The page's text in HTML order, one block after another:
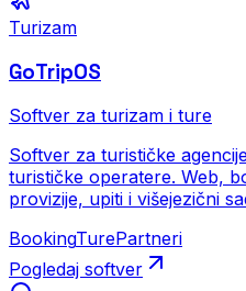
Turizam
GoTripOS
Softver za turizam i ture
Softver za turističke
turističke operatere. Web,
provizije, upiti i višejezični
BookingTurePartneri
Pogledaj softver